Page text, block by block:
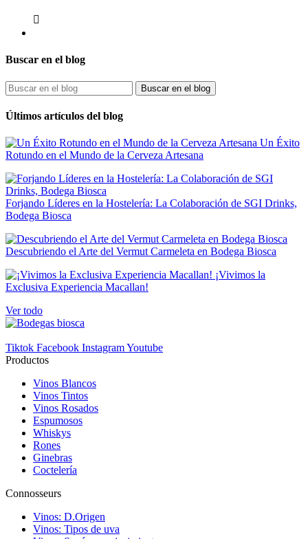

Buscar en el blog
Buscar en el blog
Últimos artículos del blog
Un Éxito
Rotundo en el Mundo de la Cerveza Artesana
Forjando Líderes en la Hostelería: La Colaboración de SGI Drinks,
Bodega Biosca
Descubriendo el Arte del Vermut Carmeleta en Bodega Biosca
¡Vivimos la
Exclusiva Experiencia Macallan!
Ver todo
Tiktok Facebook InstagramYoutube
Productos
Vinos Blancos
Vinos Tintos
Vinos Rosados
Espumosos
Whiskys
Rones
Ginebras
Coctelería
Connosseurs
Vinos: D.Origen
Vinos: Tipos de uva